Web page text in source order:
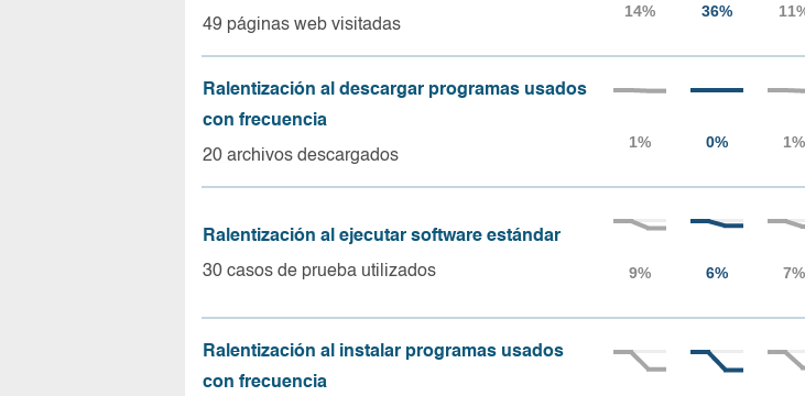
49 páginas web visitadas
Ralentización al descargar programas usados
con frecuencia
20 archivos descargados
Ralentización al ejecutar software estándar
30 casos de prueba utilizados
Ralentización al instalar programas usados
con frecuencia